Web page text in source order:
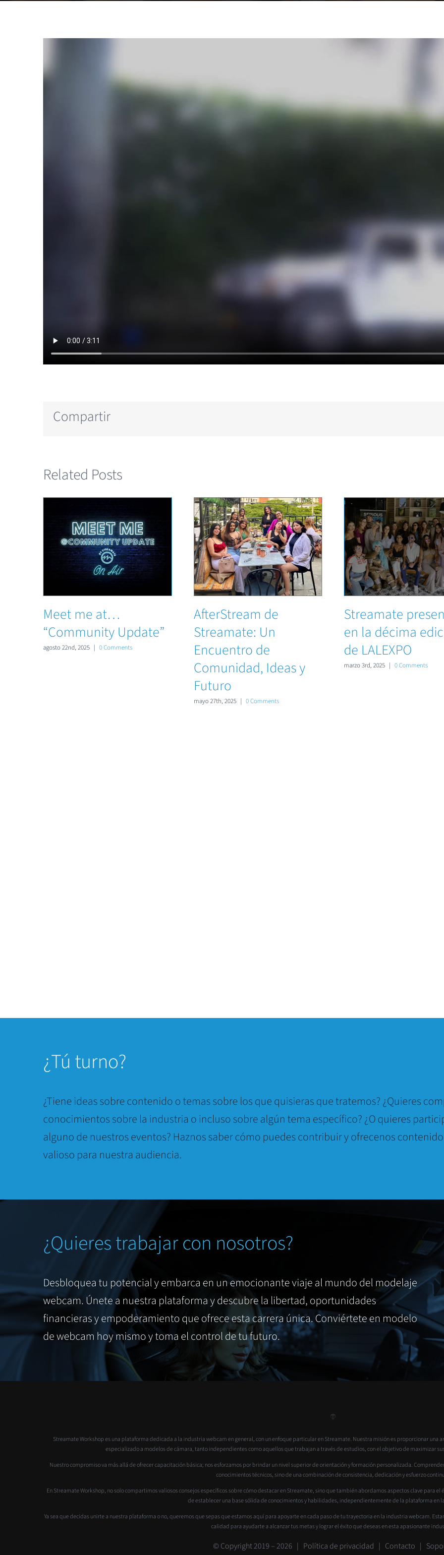
Compartir
Related Posts
Meet me at…
“Community Update”
agosto 22nd, 2025 | 0 Comments
AfterStream de
Streamate: Un
Encuentro de
Comunidad, Ideas y
Futuro
mayo 27th, 2025 | 0 Comments
Streamate
en la décima
de LALEXPO
marzo 3rd, 2025 | 0 Comments
¿Tú turno?
¿Tiene ideas sobre contenido o temas sobre los que quisieras que tratemos? ¿Quieres
conocimientos sobre la industria o incluso sobre algún tema específico? ¿O quieres
alguno de nuestros eventos? Haznos saber cómo puedes contribuir y ofrecenos
valioso para nuestra audiencia.
¿Quieres trabajar con nosotros?
Desbloquea tu potencial y embarca en un emocionante viaje al mundo del modelaje
webcam. Únete a nuestra plataforma y descubre la libertad, oportunidades
financieras y empoderamiento que ofrece esta carrera única. Conviértete en modelo
de webcam hoy mismo y toma el control de tu futuro.
Streamate Workshop es una plataforma dedicada a la industria webcam en general, con un enfoque particular en Streamate. Nuestra misión es proporcionar una
especializado a modelos de cámara, tanto independientes como aquellos que trabajan a través de estudios, con el objetivo de maximizar
Nuestro compromiso va más allá de ofrecer capacitación básica; nos esforzamos por brindar un nivel superior de orientación y formación personalizada.
conocimientos técnicos, sino de una combinación de consistencia, dedicación y esfuerzo
En Streamate Workshop, no solo compartimos valiosos consejos específicos sobre cómo destacar en Streamate, sino que también abordamos aspectos clave para
de establecer una base sólida de conocimientos y habilidades, independientemente de la plataforma en
Ya sea que decidas unirte a nuestra plataforma o no, queremos que sepas que estamos aquí para apoyarte en cada paso de tu trayectoria en la industria webcam.
calidad para ayudarte a alcanzar tus metas y lograr el éxito que deseas en esta apasionante
© Copyright 2019 –2026 | Política de privacidad | Contacto |